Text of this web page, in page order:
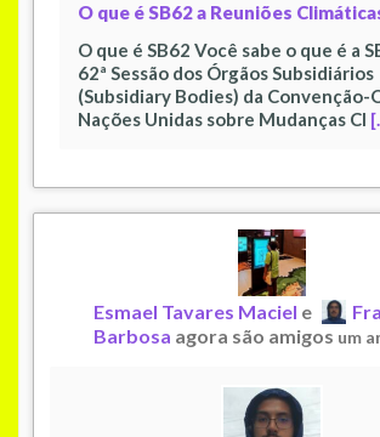
O que é SB62 a Reuniões
O que é SB62 Você sabe o que é a
62ª Sessão dos Órgãos Subsidiários
(Subsidiary Bodies) da Convenção-
Nações Unidas sobre Mudanças Cl
Esmael Tavares Maciel e
Barbosa agora são amigos um